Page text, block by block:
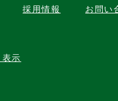
採用情報 お問い
示